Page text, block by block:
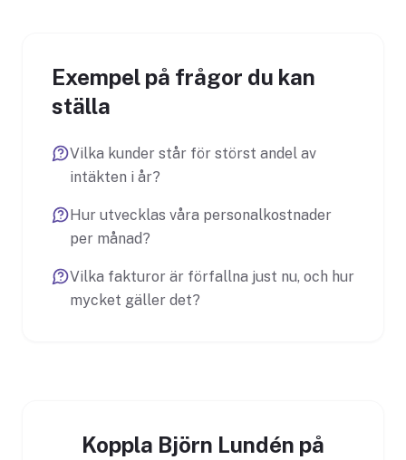
Exempel på frågor du kan
ställa
Vilka kunder står för störst andel av
intäkten i år?
Hur utvecklas våra personalkostnader
per månad?
Vilka fakturor är förfallna just nu, och hur
mycket gäller det?
Koppla Björn Lundén på